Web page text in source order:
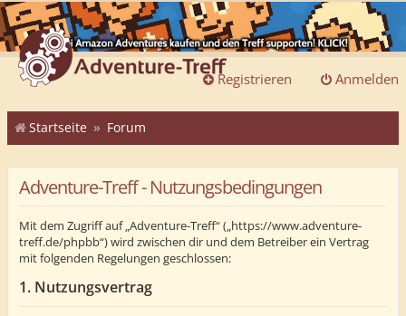
Anmelden
Registrieren
Startseite Forum
Adventure-Treff - Nutzungsbedingungen
Mit dem Zugriff auf „Adventure-Treff“ („https://www.adventure-
treff.de/phpbb“) wird zwischen dir und dem Betreiber ein Vertrag
mit folgenden Regelungen geschlossen:
1. Nutzungsvertrag